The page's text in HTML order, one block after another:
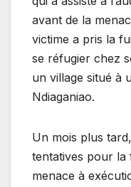
avant de la
victime a pris la
se réfugier chez
un village situé à
Ndiaganiao.
Un mois plus
tentatives pour la
menace à